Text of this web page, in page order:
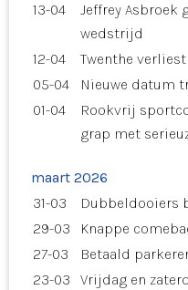
13-04
Jeffrey Asbroek
wedstrijd
12-04
Twenthe
05-04
Nieuwe datum
01-04
Rookvrij
grap met
maart 2026
31-03
Dubbeldooiers
29-03
Knappe
27-03
Betaald
23-03
Vrijdag en